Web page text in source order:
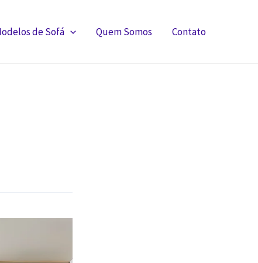
de Sofá Quem Somos Contato